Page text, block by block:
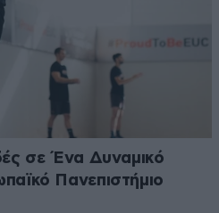
σε Ένα Δυναμικό
Πανεπιστήμιο